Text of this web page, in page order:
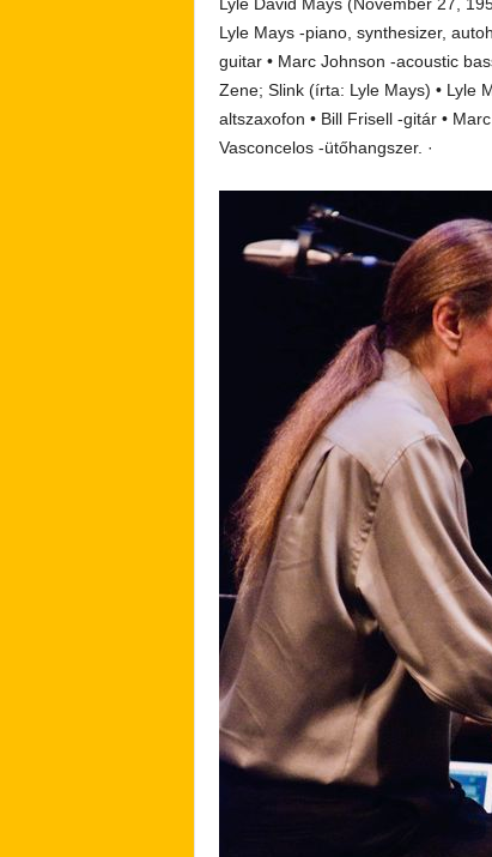
Lyle Mays -piano, synthesizer,
guitar • Marc Johnson -acoustic
Zene; Slink (írta: Lyle Mays) • Lyle
altszaxofon • Bill Frisell -gitár •
Vasconcelos -ütőhangszer. ·